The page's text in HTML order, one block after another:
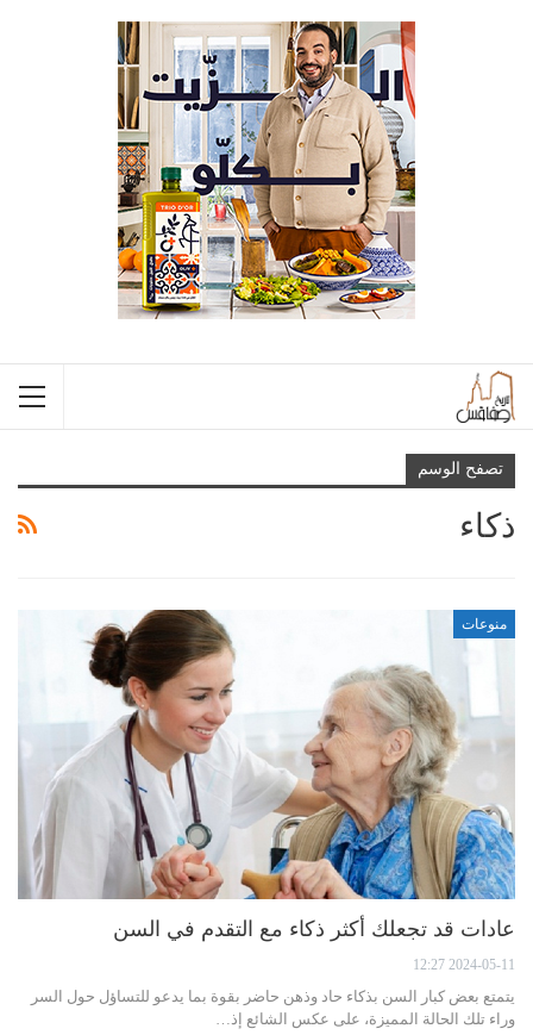
تصفح الوسم
ذكاء
منوعات
عادات قد تجعلك أكثر ذكاء مع التقدم في السن
2024-05-11 12:27
يتمتع بعض كبار السن بذكاء حاد وذهن حاضر بقوة بما يدعو للتساؤل حول السر
وراء تلك الحالة المميزة، على عكس الشائع إذ…